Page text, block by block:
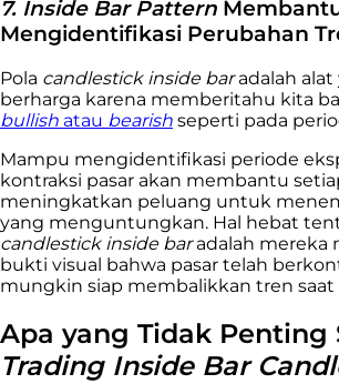
7. Inside Bar Pattern
Mengidentifikasi Perubahan
Pola candlestick inside baradalah alat
berharga karena memberitahu kita
bullish atau bearish seperti pada
Mampu mengidentifikasi periode
kontraksi pasar akan membantu
meningkatkan peluang untuk
yang menguntungkan. Hal hebat
candlestick inside baradalah mereka
bukti visual bahwa pasar telah
mungkin siap membalikkan tren saat
Apa yang Tidak Penting
Trading Inside Bar